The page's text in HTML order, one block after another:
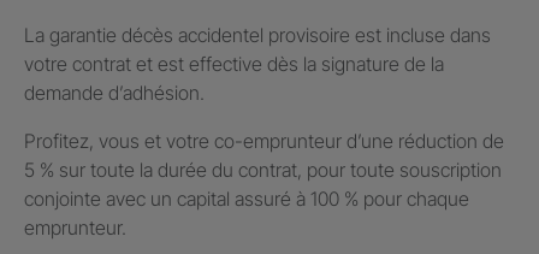
La garantie décès accidentel provisoire est incluse dans
votre contrat et est effective dès la signature de la
demande d’adhésion.
Profitez, vous et votre co-emprunteur d’une réduction de
5 % sur toute la durée du contrat, pour toute souscription
conjointe avec un capital assuré à 100 % pour chaque
emprunteur.